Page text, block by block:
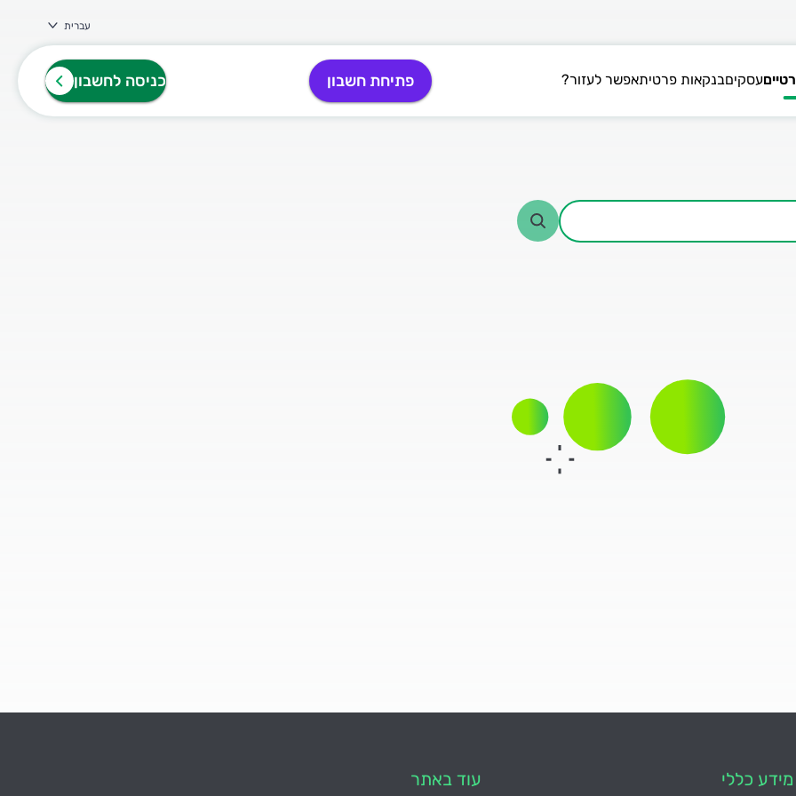
עברית
עסקיםבנקאות פרטיתאפשר לעזור? פתיחת חשבון כניסה לחשבון
מידע כללי עוד באתר